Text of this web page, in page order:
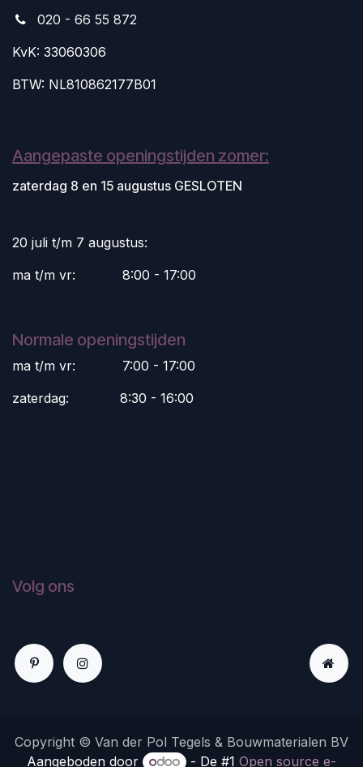
020 - 66 55 872
KvK: 33060306
BTW: NL810862177B01
Aangepaste openingstijden zomer:
zaterdag 8 en 15 augustus GESLOTEN
20 juli t/m 7 augustus:
ma t/m vr:
​8:00 - 17:00
Normale openingstijden
ma t/m vr:
​7:00 - 17:00
zaterdag:
​8:30 - 16:00
Volg ons
Copyright © Van der Pol Tegels & Bouwmaterialen BV
Aangeboden door
- De #1Open source e-